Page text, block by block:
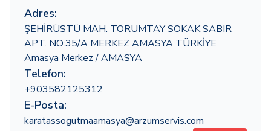
Adres:
ŞEHİRÜSTÜ MAH. TORUMTAY SOKAK SABIR
APT. NO:35/A MERKEZ AMASYA TÜRKİYE
Amasya Merkez / AMASYA
Telefon:
+903582125312
E-Posta:
karatassogutmaamasya@arzumservis.com